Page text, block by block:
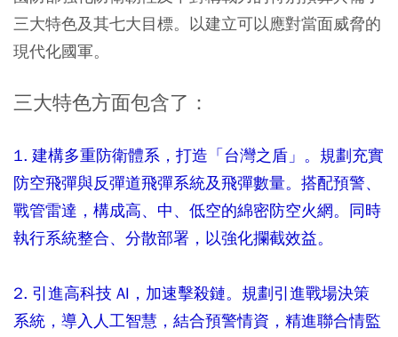
三大特色及其七大目標。以建立可以應對當面威脅的
現代化國軍。
三大特色方面包含了：
1. 建構多重防衛體系，打造「台灣之盾」。規劃充實
防空飛彈與反彈道飛彈系統及飛彈數量。搭配預警、
戰管雷達，構成高、中、低空的綿密防空火網。同時
執行系統整合、分散部署，以強化攔截效益。
2. 引進高科技 AI，加速擊殺鏈。規劃引進戰場決策
系統，導入人工智慧，結合預警情資，精進聯合情監